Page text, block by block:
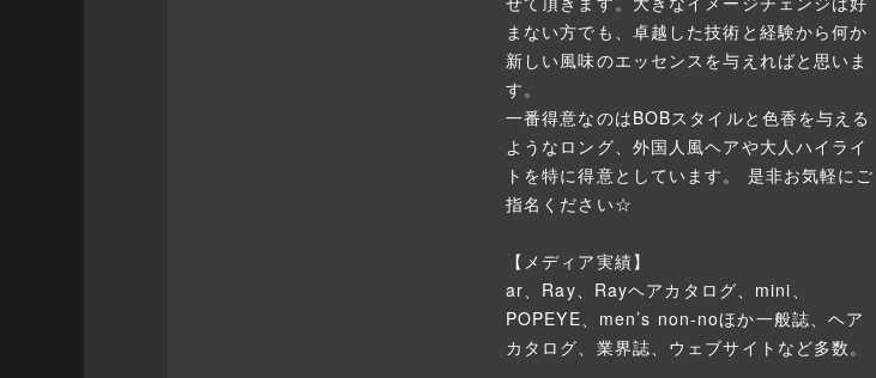
まない方でも、卓越した技術と経験から何か
新しい風味のエッセンスを与えればと思いま
す。
一番得意なのはBOBスタイルと色香を与える
ようなロング、外国人風ヘアや大人ハイライ
トを特に得意としています。 是非お気軽にご
指名ください☆
【メディア実績】
ar、Ray、Rayヘアカタログ、mini、
POPEYE、men’s non-noほか一般誌、ヘア
カタログ、業界誌、ウェブサイトなど多数。